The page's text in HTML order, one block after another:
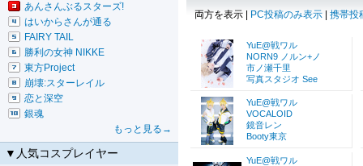
あんさんぶるスターズ!
はいからさんが通る
FAIRY TAIL
勝利の女神 NIKKE
東方Project
崩壊:スターレイル
恋と深空
銀魂
もっと見る→
▼人気コスプレイヤー
両方を表示 | PC投稿のみ表示 携帯投
YuE@戦ワル
NORN9 ノルン+ノ
市ノ瀬千里
写真スタジオ See
YuE@戦ワル
VOCALOID
鏡音レン
Booty東京
YuE@戦ワル